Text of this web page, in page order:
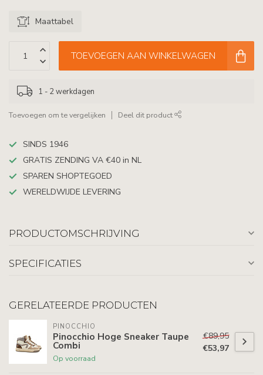
Maattabel
TOEVOEGEN AAN WINKELWAGEN
1 - 2 werkdagen
Toevoegen om te vergelijken Deel dit product
SINDS 1946
GRATIS ZENDING VA €40 in NL
SPAREN SHOPTEGOED
WERELDWIJDE LEVERING
PRODUCTOMSCHRIJVING
SPECIFICATIES
GERELATEERDE PRODUCTEN
PINOCCHIO
Pinocchio Hoge Sneaker Taupe
Combi
Op voorraad
€89,95
€53,97